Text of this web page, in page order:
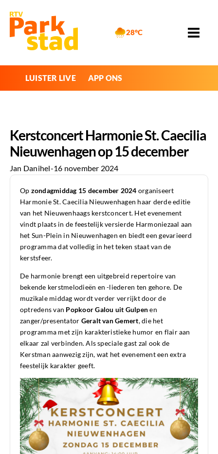
28°C
LUISTER LIVE APP ONS
Kerstconcert Harmonie St. Caecilia
Nieuwenhagen op 15 december
Jan Danihel-16 november 2024
Op zondagmiddag 15 december 2024 organiseert
Harmonie St. Caecilia Nieuwenhagen haar derde editie
van het Nieuwenhaags kerstconcert. Het evenement
vindt plaats in de feestelijk versierde Harmoniezaal aan
het Sun-Plein in Nieuwenhagen en biedt een gevarieerd
programma dat volledig in het teken staat van de
kerstsfeer.
De harmonie brengt een uitgebreid repertoire van
bekende kerstmelodieën en -liederen ten gehore. De
muzikale middag wordt verder verrijkt door de
optredens van Popkoor Galou uit Gulpenen
zanger/presentator Geralt van Gemert, die het
programma met zijn karakteristieke humor en flair aan
elkaar zal verbinden. Als speciale gast zal ook de
Kerstman aanwezig zijn, wat het evenement een extra
feestelijk karakter geeft.